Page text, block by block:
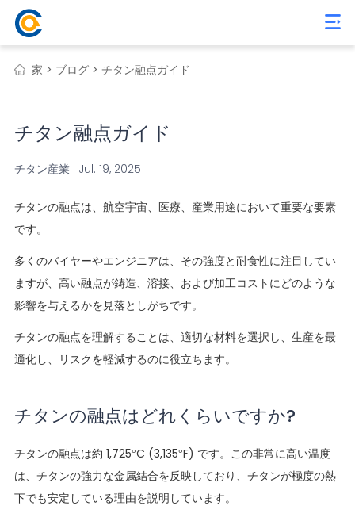
家 > ブログ > チタン融点ガイド
チタン融点ガイド
チタン産業 : Jul. 19, 2025
チタンの融点は、航空宇宙、医療、産業用途において重要な要素
です。
多くのバイヤーやエンジニアは、その強度と耐食性に注目してい
ますが、高い融点が鋳造、溶接、および加工コストにどのような
影響を与えるかを見落としがちです。
チタンの融点を理解することは、適切な材料を選択し、生産を最
適化し、リスクを軽減するのに役立ちます。
チタンの融点はどれくらいですか?
チタンの融点は約 1,725°C (3,135°F) です。この非常に高い温度
は、チタンの強力な金属結合を反映しており、チタンが極度の熱
下でも安定している理由を説明しています。